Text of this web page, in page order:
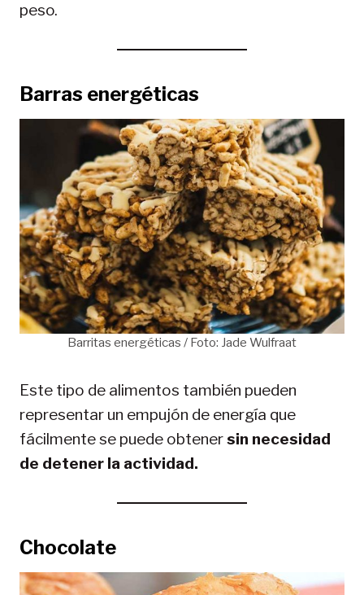
peso.
Barras energéticas
Barritas energéticas / Foto: Jade Wulfraat
Este tipo de alimentos también pueden
representar un empujón de energía que
fácilmente se puede obtenersin necesidad
de detener la actividad.
Chocolate